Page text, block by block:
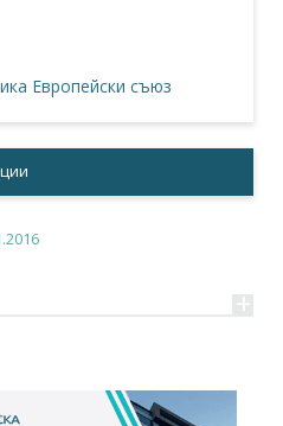
Европейски съюз
+